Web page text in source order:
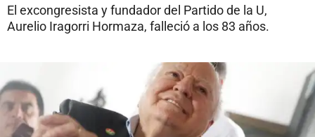
El excongresista y fundador del Partido de la U,
Aurelio Iragorri Hormaza, falleció a los 83 años.